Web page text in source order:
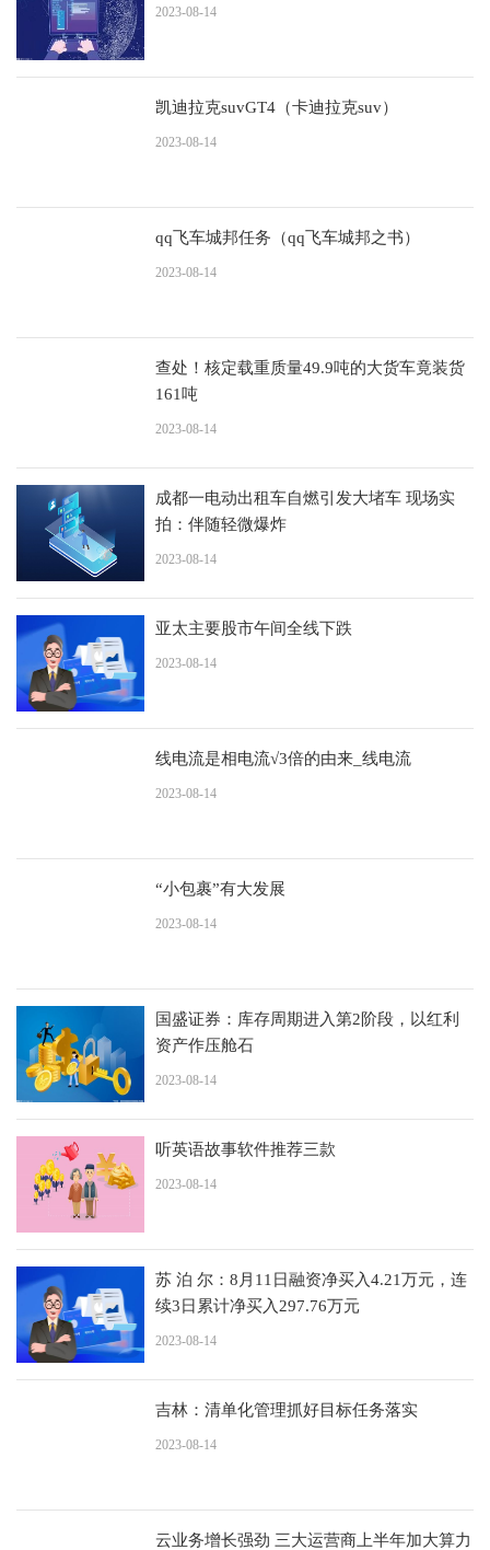
2023-08-14
凯迪拉克suvGT4（卡迪拉克suv）
2023-08-14
qq飞车城邦任务（qq飞车城邦之书）
2023-08-14
查处！核定载重质量49.9吨的大货车竟装货
161吨
2023-08-14
成都一电动出租车自燃引发大堵车 现场实
拍：伴随轻微爆炸
2023-08-14
亚太主要股市午间全线下跌
2023-08-14
线电流是相电流√3倍的由来_线电流
2023-08-14
“小包裹”有大发展
2023-08-14
国盛证券：库存周期进入第2阶段，以红利
资产作压舱石
2023-08-14
听英语故事软件推荐三款
2023-08-14
苏 泊 尔：8月11日融资净买入4.21万元，连
续3日累计净买入297.76万元
2023-08-14
吉林：清单化管理抓好目标任务落实
2023-08-14
云业务增长强劲 三大运营商上半年加大算力